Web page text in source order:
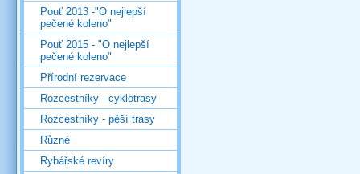
Pouť 2013 -"O nejlepší
pečené koleno"
Pouť 2015 - "O nejlepší
pečené koleno"
Přírodní rezervace
Rozcestníky - cyklotrasy
Rozcestníky - pěší trasy
Různé
Rybářské revíry